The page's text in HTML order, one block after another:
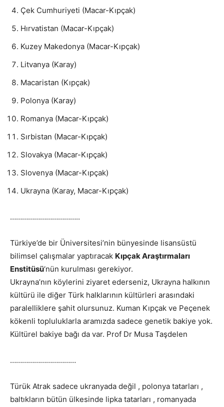
Çek Cumhuriyeti (Macar-Kıpçak)
Hırvatistan (Macar-Kıpçak)
Kuzey Makedonya (Macar-Kıpçak)
Litvanya (Karay)
Macaristan (Kıpçak)
Polonya (Karay)
Romanya (Macar-Kıpçak)
Sırbistan (Macar-Kıpçak)
Slovakya (Macar-Kıpçak)
Slovenya (Macar-Kıpçak)
Ukrayna (Karay, Macar-Kıpçak)
……………………………..
Türkiye’de bir Üniversitesi’nin bünyesinde lisansüstü
bilimsel çalışmalar yaptıracak KıpçakAraştırmaları
Enstitüsü‘nün kurulması gerekiyor.
Ukrayna’nın köylerini ziyaret ederseniz, Ukrayna halkının
kültürü ile diğer Türk halklarının kültürleri arasındaki
paralelliklere şahit olursunuz. Kuman Kıpçak ve Peçenek
kökenli topluluklarla aramızda sadece genetik bakiye yok.
Kültürel bakiye bağı da var. Prof Dr Musa Taşdelen
……………………………
Türük Atrak sadece ukranyada değil , polonya tatarları ,
baltıkların bütün ülkesinde lipka tatarları , romanyada